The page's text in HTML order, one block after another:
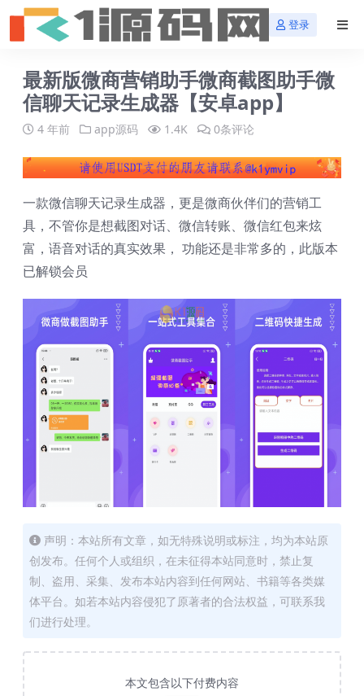
登录
最新版微商营销助手微商截图助手微
信聊天记录生成器【安卓app】
4 年前 app源码 1.4K 0条评论
一款微信聊天记录生成器，更是微商伙伴们的营销工
具，不管你是想截图对话、微信转账、微信红包来炫
富，语音对话的真实效果， 功能还是非常多的，此版本
已解锁会员
声明：本站所有文章，如无特殊说明或标注，均为本站原
创发布。任何个人或组织，在未征得本站同意时，禁止复
制、盗用、采集、发布本站内容到任何网站、书籍等各类媒
体平台。如若本站内容侵犯了原著者的合法权益，可联系我
们进行处理。
本文包含以下付费内容